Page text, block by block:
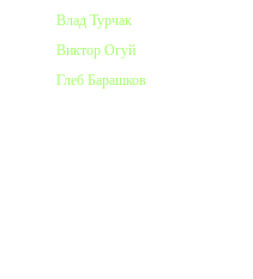
Влад Турчак
Виктор Огуй
Глеб Барашков